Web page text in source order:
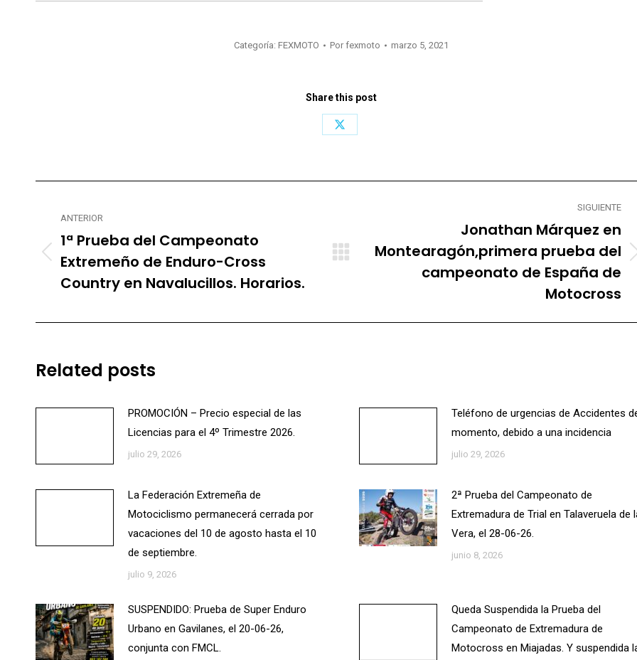
Categoría: FEXMOTO Por fexmoto marzo 5, 2021
Share this post
Share
entre
publicaciones
ANTERIOR
Publicación
anterior:
1ª Prueba del Campeonato
Extremeño de Enduro-Cross
Country en Navalucillos. Horarios.
SIGUIENTE
Publicación
Jonathan Márquez en
Montearagón,primera prueba del
campeonato de España de
Motocross
Related posts
PROMOCIÓN – Precio especial de las
Licencias para el 4º Trimestre 2026.
julio 29, 2026
Teléfono de urgencias de Accidentes
momento, debido a una incidencia
julio 29, 2026
La Federación Extremeña de
Motociclismo permanecerá cerrada por
vacaciones del 10 de agosto hasta el 10
de septiembre.
julio 9, 2026
2ª Prueba del Campeonato de
Extremadura de Trial en Talaveruela de
Vera, el 28-06-26.
junio 8, 2026
SUSPENDIDO: Prueba de Super Enduro
Urbano en Gavilanes, el 20-06-26,
conjunta con FMCL.
Queda Suspendida la Prueba del
Campeonato de Extremadura de
Motocross en Miajadas. Y suspendida